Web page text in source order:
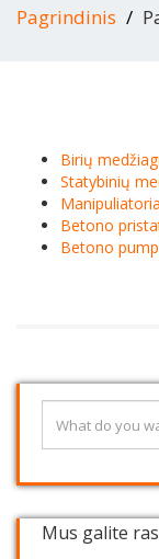
Pagrindinis
Birių
Statybinių
Betono
Betono
Mus galite